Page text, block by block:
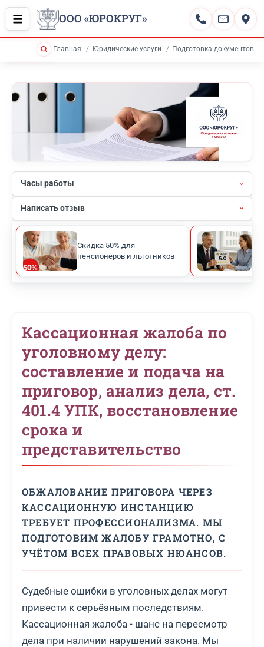
ООО «ЮРОКРУГ»
Главная Юридические услуги Подготовка документов
Часы работы
Написать отзыв
Скидка 50% для
пенсионеров и льготников
Кассационная жалоба по
уголовному делу:
составление и подача на
приговор, анализ дела, ст.
401.4 УПК, восстановление
срока и
представительство
ОБЖАЛОВАНИЕ ПРИГОВОРА ЧЕРЕЗ
КАССАЦИОННУЮ ИНСТАНЦИЮ
ТРЕБУЕТ ПРОФЕССИОНАЛИЗМА. МЫ
ПОДГОТОВИМ ЖАЛОБУ ГРАМОТНО, С
УЧЁТОМ ВСЕХ ПРАВОВЫХ НЮАНСОВ.
Судебные ошибки в уголовных делах могут
привести к серьёзным последствиям.
Кассационная жалоба - шанс на пересмотр
дела при наличии нарушений закона. Мы